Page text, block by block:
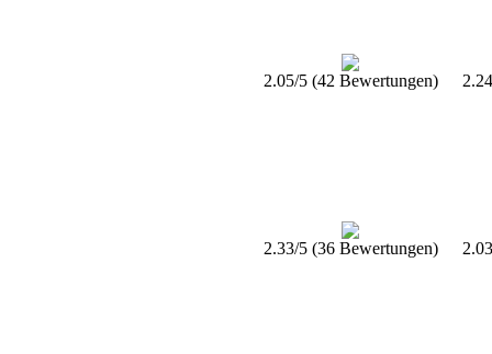
2.05/5 (42 Bewertungen)
2.33/5 (36 Bewertungen)